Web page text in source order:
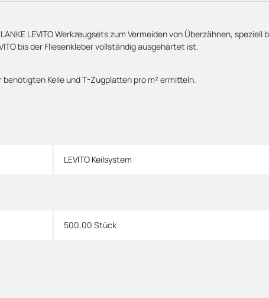
LEVITO Keilsystem
500,00 Stück
LEVITO Werkzeugsets zum Vermeiden von Überzähnen,
bis der Fliesenkleber vollständig ausgehärtet ist.
Keile und T-Zugplatten pro m² ermitteln.